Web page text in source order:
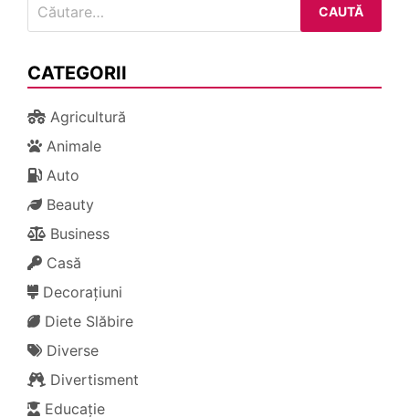
după:
CATEGORII
Agricultură
Animale
Auto
Beauty
Business
Casă
Decorațiuni
Diete Slăbire
Diverse
Divertisment
Educație